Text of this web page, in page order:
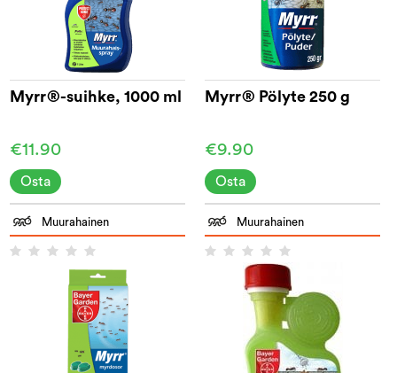
Myrr®-suihke, 1000 ml
€11.90
Osta
Myrr® Pölyte 250 g
€9.90
Osta
Muurahainen Muurahainen